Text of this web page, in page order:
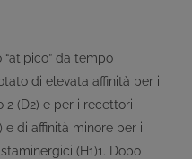
da tempo
di elevata affinità per i
(D2) e per i recettori
e di affinità minore per i
(H1)1. Dopo